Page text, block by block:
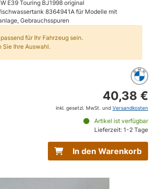
E39 Touring BJ1998 original
8364941A für Modelle mit
Gebrauchsspuren
für Ihr Fahrzeug sein.
Sie Ihre Auswahl.
40,38 €
inkl. gesetzl. MwSt. und Versandkosten
Artikel ist verfügbar
Lieferzeit: 1-2 Tage
In den Warenkorb